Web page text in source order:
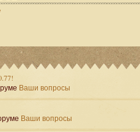
Ваши вопросы
Ваши вопросы